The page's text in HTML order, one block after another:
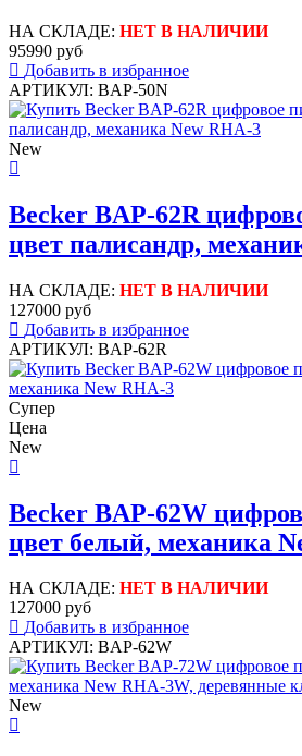
НА СКЛАДЕ: НЕТ В НАЛИЧИИ
95990 руб
Добавить в избранное
АРТИКУЛ: BAP-50N
New
Becker BAP-62R
цвет палисандр,
НА СКЛАДЕ: НЕТ В НАЛИЧИИ
127000 руб
Добавить в избранное
АРТИКУЛ: BAP-62R
Супер
Цена
New
Becker BAP-62W
цвет белый, механика
НА СКЛАДЕ: НЕТ В НАЛИЧИИ
127000 руб
Добавить в избранное
АРТИКУЛ: BAP-62W
New